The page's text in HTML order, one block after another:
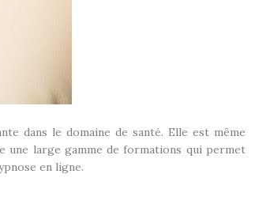
dans le domaine de santé. Elle est même
une large gamme de formations qui permet
en ligne.